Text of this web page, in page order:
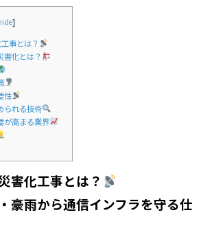
]
事とは？
害化とは？
性
られる技術
が高まる業界
害化工事とは？
豪雨から通信インフラを守る仕